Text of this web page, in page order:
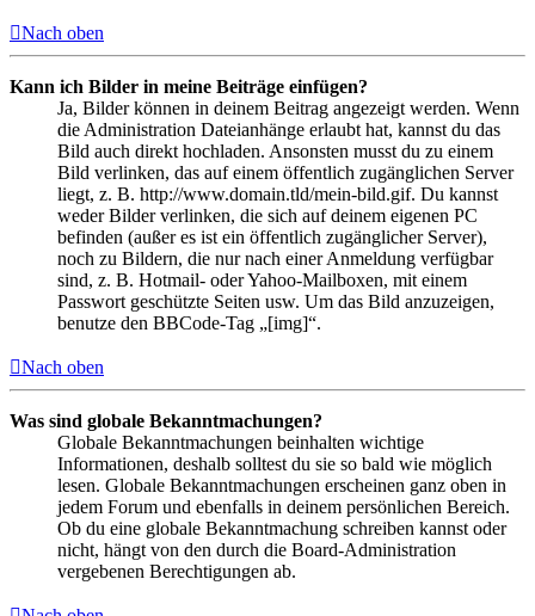
Nach oben
Kann ich Bilder in meine Beiträge einfügen?
Ja, Bilder können in deinem Beitrag angezeigt werden. Wenn
die Administration Dateianhänge erlaubt hat, kannst du das
Bild auch direkt hochladen. Ansonsten musst du zu einem
Bild verlinken, das auf einem öffentlich zugänglichen Server
liegt, z. B. http://www.domain.tld/mein-bild.gif. Du kannst
weder Bilder verlinken, die sich auf deinem eigenen PC
befinden (außer es ist ein öffentlich zugänglicher Server),
noch zu Bildern, die nur nach einer Anmeldung verfügbar
sind, z. B. Hotmail- oder Yahoo-Mailboxen, mit einem
Passwort geschützte Seiten usw. Um das Bild anzuzeigen,
benutze den BBCode-Tag „[img]“.
Nach oben
Was sind globale Bekanntmachungen?
Globale Bekanntmachungen beinhalten wichtige
Informationen, deshalb solltest du sie so bald wie möglich
lesen. Globale Bekanntmachungen erscheinen ganz oben in
jedem Forum und ebenfalls in deinem persönlichen Bereich.
Ob du eine globale Bekanntmachung schreiben kannst oder
nicht, hängt von den durch die Board-Administration
vergebenen Berechtigungen ab.